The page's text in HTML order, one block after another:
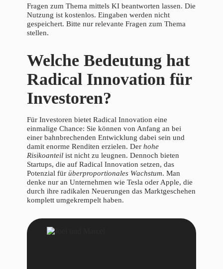
Fragen zum Thema mittels KI beantworten lassen. Die
Nutzung ist kostenlos. Eingaben werden nicht
gespeichert. Bitte nur relevante Fragen zum Thema
stellen.
Welche Bedeutung hat
Radical Innovation für
Investoren?
Für Investoren bietet Radical Innovation eine
einmalige Chance: Sie können von Anfang an bei
einer bahnbrechenden Entwicklung dabei sein und
damit enorme Renditen erzielen. Der hohe
Risikoanteil ist nicht zu leugnen. Dennoch bieten
Startups, die auf Radical Innovation setzen, das
Potenzial für überproportionales Wachstum. Man
denke nur an Unternehmen wie Tesla oder Apple, die
durch ihre radikalen Neuerungen das Marktgeschehen
komplett umgekrempelt haben.